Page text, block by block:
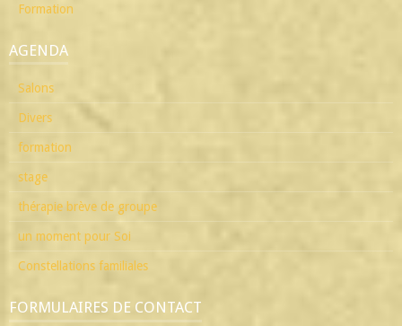
Formation
AGENDA
Salons
Divers
formation
stage
thérapie brève de groupe
un moment pour Soi
Constellations familiales
FORMULAIRES DE CONTACT